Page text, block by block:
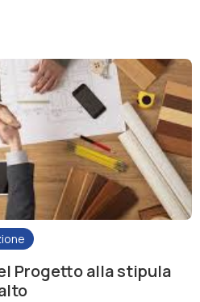
Progetto alla stipula